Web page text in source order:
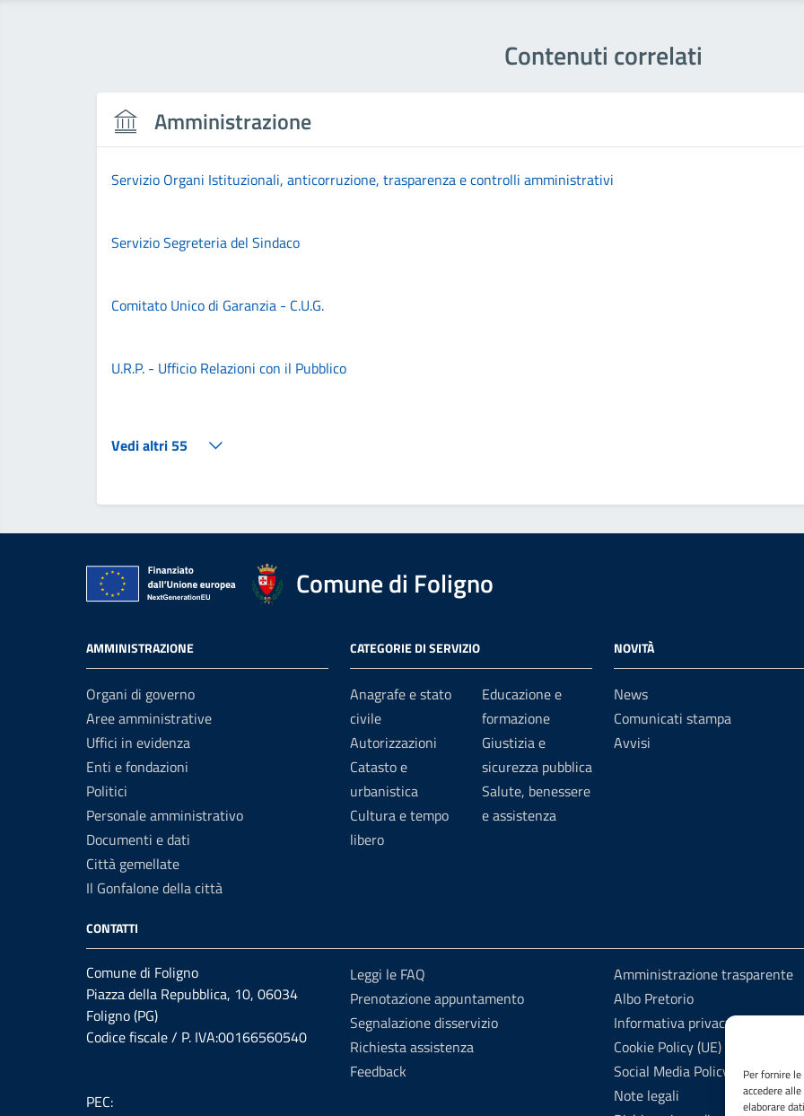
Per fornire
accedere
elaborare
Contenuti correlati
Amministrazione
Servizio Organi Istituzionali, anticorruzione, trasparenza e controlli amministrativi
Servizio Segreteria del Sindaco
Comitato Unico di Garanzia - C.U.G.
U.R.P. - Ufficio Relazioni con il Pubblico
Vedi altri 55
Comune di Foligno
AMMINISTRAZIONE
Organi di governo
Aree amministrative
Uffici in evidenza
Enti e fondazioni
Politici
Personale amministrativo
Documenti e dati
Città gemellate
Il Gonfalone della città
CATEGORIE DI SERVIZIO
Anagrafe e stato
civile
Autorizzazioni
Catasto e
urbanistica
Cultura e tempo
libero
Educazione e
formazione
Giustizia e
sicurezza pubblica
Salute, benessere
e assistenza
NOVITÀ
News
Comunicati stampa
Avvisi
CONTATTI
Comune di Foligno
Piazza della Repubblica, 10, 06034
Foligno (PG)
Codice fiscale / P. IVA:00166560540
PEC:
Leggi le FAQ
Prenotazione appuntamento
Segnalazione disservizio
Richiesta assistenza
Feedback
Amministrazione trasparente
Albo Pretorio
Informativa privacy
Cookie Policy (UE)
Social Media Policy
Note legali